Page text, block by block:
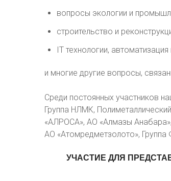
вопросы экологии и
строительство и
IT технологии,
и многие другие вопросы,
Среди постоянных участников
Группа НЛМК,
«АЛРОСА», АО «Алмазы
АО «Атомредметзолото»,
УЧАСТИЕ ДЛЯ